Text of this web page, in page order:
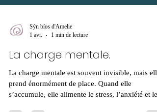
1 avr.
1 min de lecture
La charge mentale.
La charge mentale est souvent invisible, mais elle